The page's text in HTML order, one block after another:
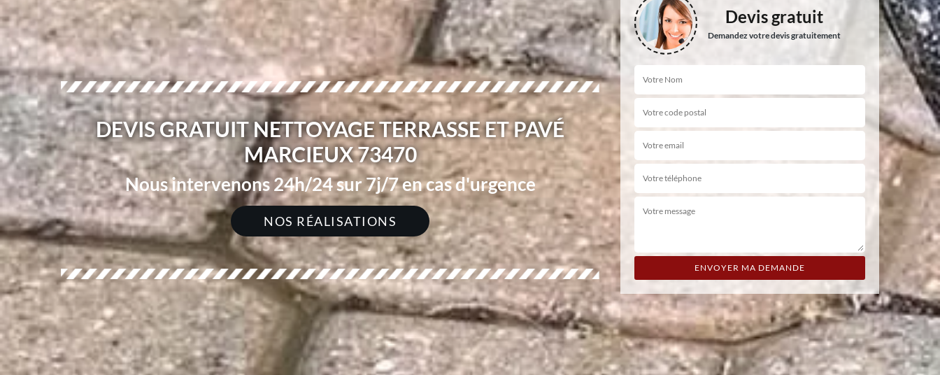
DEVIS GRATUIT NETTOYAGE TERRASSE ET PAVÉ
MARCIEUX 73470
Nous intervenons 24h/24 sur 7j/7 en cas d'urgence
NOS RÉALISATIONS
Devis gratuit
Demandez votre devis gratuitement